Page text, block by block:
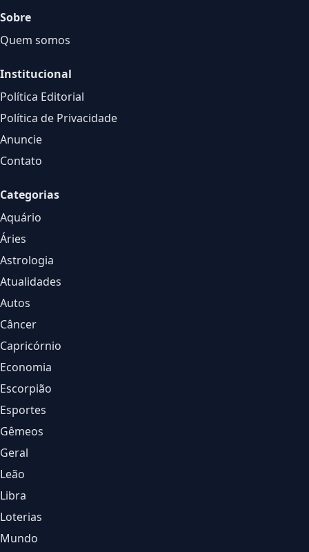
Sobre
Quem somos
Institucional
Política Editorial
Política de Privacidade
Anuncie
Contato
Categorias
Aquário
Áries
Astrologia
Atualidades
Autos
Câncer
Capricórnio
Economia
Escorpião
Esportes
Gêmeos
Geral
Leão
Libra
Loterias
Mundo